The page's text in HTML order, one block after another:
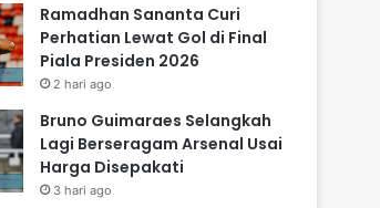
Ramadhan Sananta Curi
Perhatian Lewat Gol di Final
Piala Presiden 2026
2 hari ago
Bruno Guimaraes Selangkah
Lagi Berseragam Arsenal Usai
Harga Disepakati
3 hari ago